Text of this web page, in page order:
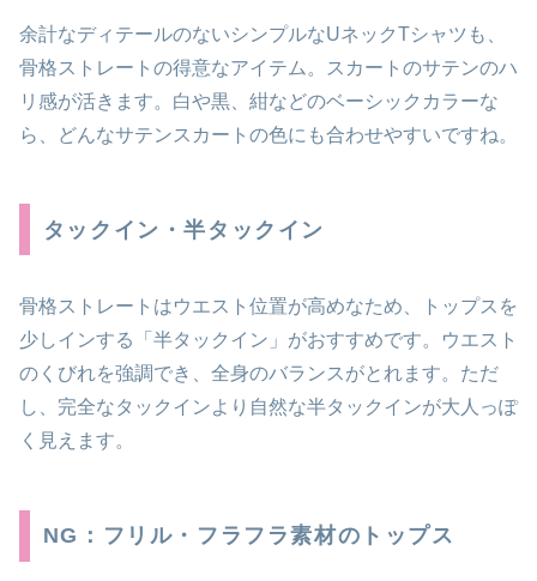
余計なディテールのないシンプルなUネックTシャツも、
骨格ストレートの得意なアイテム。スカートのサテンのハ
リ感が活きます。白や黒、紺などのベーシックカラーな
ら、どんなサテンスカートの色にも合わせやすいですね。
タックイン・半タックイン
骨格ストレートはウエスト位置が高めなため、トップスを
少しインする「半タックイン」がおすすめです。ウエスト
のくびれを強調でき、全身のバランスがとれます。ただ
し、完全なタックインより自然な半タックインが大人っぽ
く見えます。
NG：フリル・フラフラ素材のトップス